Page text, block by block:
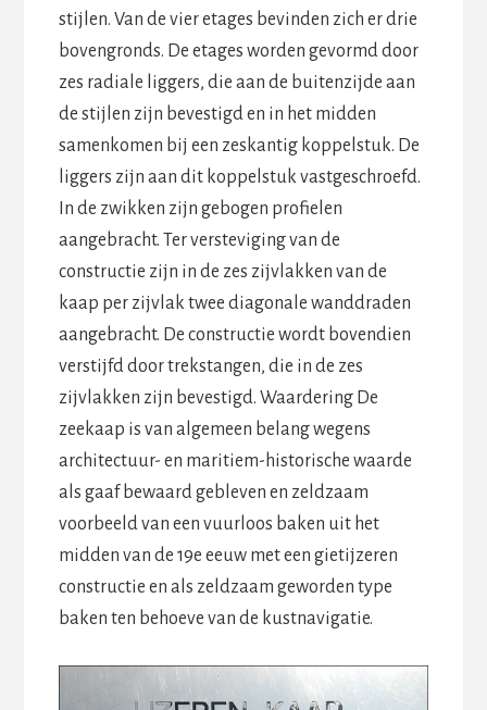
stijlen. Van de vier etages bevinden zich er drie
bovengronds. De etages worden gevormd door
zes radiale liggers, die aan de buitenzijde aan
de stijlen zijn bevestigd en in het midden
samenkomen bij een zeskantig koppelstuk. De
liggers zijn aan dit koppelstuk vastgeschroefd.
In de zwikken zijn gebogen profielen
aangebracht. Ter versteviging van de
constructie zijn in de zes zijvlakken van de
kaap per zijvlak twee diagonale wanddraden
aangebracht. De constructie wordt bovendien
verstijfd door trekstangen, die in de zes
zijvlakken zijn bevestigd. Waardering De
zeekaap is van algemeen belang wegens
architectuur- en maritiem-historische waarde
als gaaf bewaard gebleven en zeldzaam
voorbeeld van een vuurloos baken uit het
midden van de 19e eeuw met een gietijzeren
constructie en als zeldzaam geworden type
baken ten behoeve van de kustnavigatie.